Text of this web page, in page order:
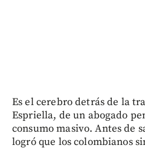
Es el cerebro detrás de la
Espriella, de un abogado
consumo masivo. Antes de
logró que los colombianos